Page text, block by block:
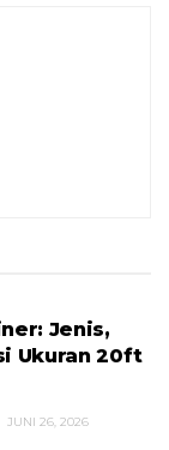
Jenis,
Ukuran 20ft
JUNI 26, 2026